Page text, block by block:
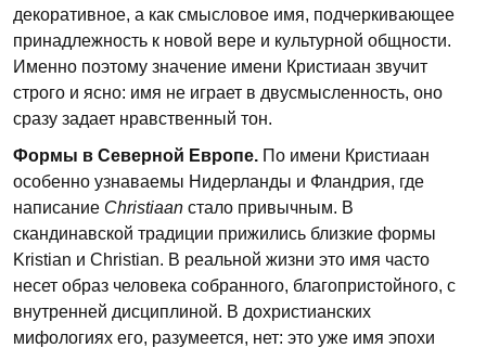
декоративное, а как смысловое имя, подчеркивающее
принадлежность к новой вере и культурной общности.
Именно поэтому значение имени Кристиаан звучит
строго и ясно: имя не играет в двусмысленность, оно
сразу задает нравственный тон.
Формы в Северной Европе. По имени Кристиаан
особенно узнаваемы Нидерланды и Фландрия, где
написание Christiaan стало привычным. В
скандинавской традиции прижились близкие формы
Kristian и Christian. В реальной жизни это имя часто
несет образ человека собранного, благопристойного, с
внутренней дисциплиной. В дохристианских
мифологиях его, разумеется, нет: это уже имя эпохи